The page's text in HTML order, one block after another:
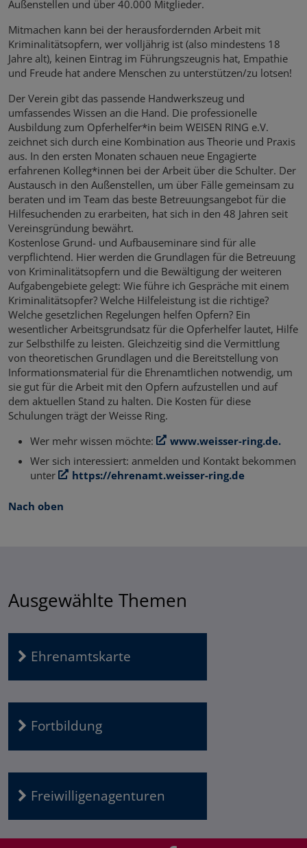
Außenstellen und über 40.000 Mitglieder.
Mitmachen kann bei der herausfordernden Arbeit mit
Kriminalitätsopfern, wer volljährig ist (also mindestens 18
Jahre alt), keinen Eintrag im Führungszeugnis hat, Empathie
und Freude hat andere Menschen zu unterstützen/zu lotsen!
Der Verein gibt das passende Handwerkszeug und
umfassendes Wissen an die Hand. Die professionelle
Ausbildung zum Opferhelfer*in beim WEISEN RING e.V.
zeichnet sich durch eine Kombination aus Theorie und Praxis
aus. In den ersten Monaten schauen neue Engagierte
erfahrenen Kolleg*innen bei der Arbeit über die Schulter. Der
Austausch in den Außenstellen, um über Fälle gemeinsam zu
beraten und im Team das beste Betreuungsangebot für die
Hilfesuchenden zu erarbeiten, hat sich in den 48 Jahren seit
Vereinsgründung bewährt.
Kostenlose Grund- und Aufbauseminare sind für alle
verpflichtend. Hier werden die Grundlagen für die Betreuung
von Kriminalitätsopfern und die Bewältigung der weiteren
Aufgabengebiete gelegt: Wie führe ich Gespräche mit einem
Kriminalitätsopfer? Welche Hilfeleistung ist die richtige?
Welche gesetzlichen Regelungen helfen Opfern? Ein
wesentlicher Arbeitsgrundsatz für die Opferhelfer lautet, Hilfe
zur Selbsthilfe zu leisten. Gleichzeitig sind die Vermittlung
von theoretischen Grundlagen und die Bereitstellung von
Informationsmaterial für die Ehrenamtlichen notwendig, um
sie gut für die Arbeit mit den Opfern aufzustellen und auf
dem aktuellen Stand zu halten. Die Kosten für diese
Schulungen trägt der Weisse Ring.
Wer mehr wissen möchte:
www.weisser-ring.de.
Wer sich interessiert: anmelden und Kontakt bekommen
unter
https://ehrenamt.weisser-ring.de
Nach oben
Ausgewählte Themen
Ehrenamtskarte
Fortbildung
Freiwilligenagenturen